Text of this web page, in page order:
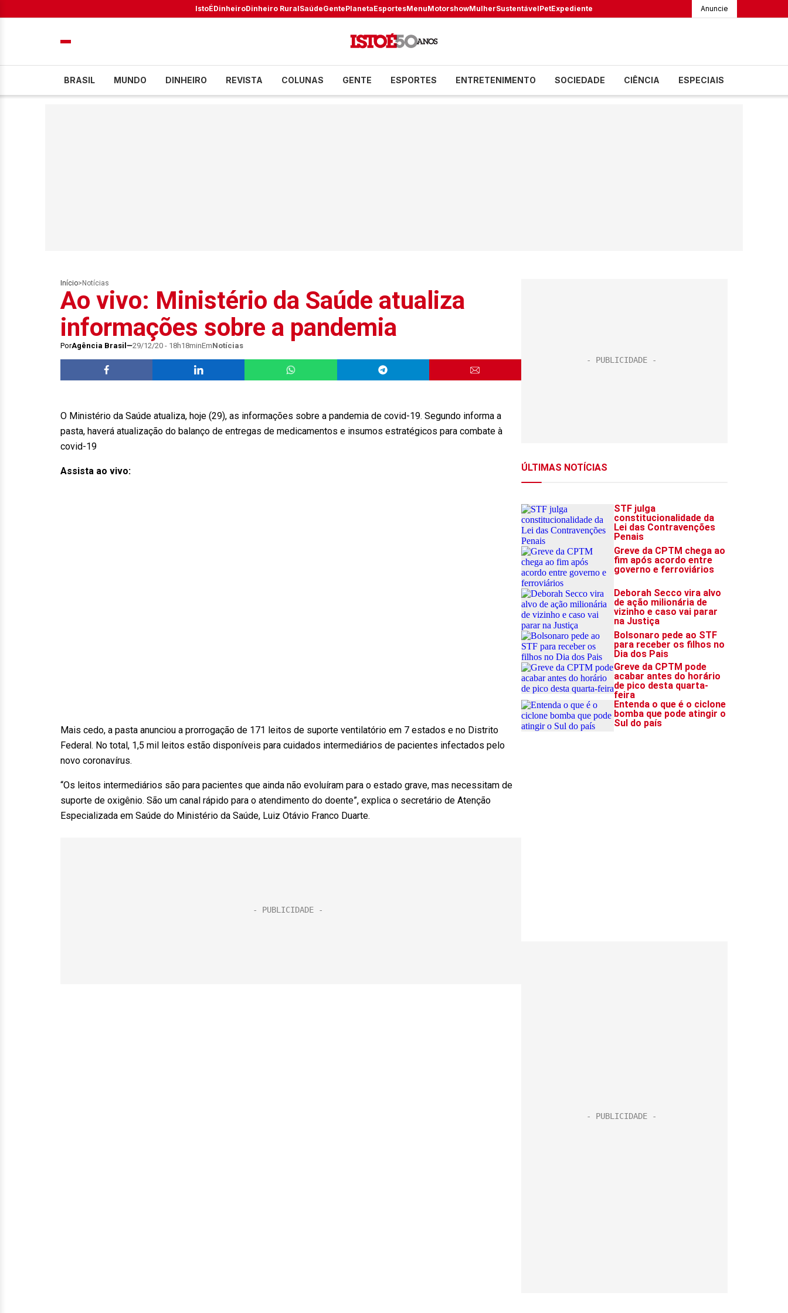
IstoÉDinheiroDinheiro RuralSaúdeGentePlanetaEsportesMenuMotorshowMulherSustentávelPetExpediente Anuncie
BRASIL MUNDO DINHEIRO REVISTA COLUNAS GENTE ESPORTES ENTRETENIMENTO SOCIEDADE CIÊNCIA ESPECIAIS
Início> Notícias
Ao vivo: Ministério da Saúde atualiza
informações sobre a pandemia
PorAgência Brasil 29/12/20 - 18h18minEmNotícias
O Ministério da Saúde atualiza, hoje (29), as informações sobre a pandemia de covid-19. Segundo informa a
pasta, haverá atualização do balanço de entregas de medicamentos e insumos estratégicos para combate à
covid-19
Assista ao vivo:
Mais cedo, a pasta anunciou a prorrogação de 171 leitos de suporte ventilatório em 7 estados e no Distrito
Federal. No total, 1,5 mil leitos estão disponíveis para cuidados intermediários de pacientes infectados pelo
novo coronavírus.
“Os leitos intermediários são para pacientes que ainda não evoluíram para o estado grave, mas necessitam de
suporte de oxigênio. São um canal rápido para o atendimento do doente”, explica o secretário de Atenção
Especializada em Saúde do Ministério da Saúde, Luiz Otávio Franco Duarte.